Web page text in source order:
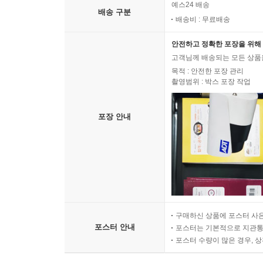
배송 구분
예스24 배송
배송비 : 무료배송
포장 안내
안전하고 정확한 포장을 위
고객님께 배송되는 모든 상
목적 : 안전한 포장 관리
촬영범위 : 박스 포장 작업
포스터 안내
구매하신 상품에 포스터 사
포스터는 기본적으로 지관
포스터 수량이 많은 경우,